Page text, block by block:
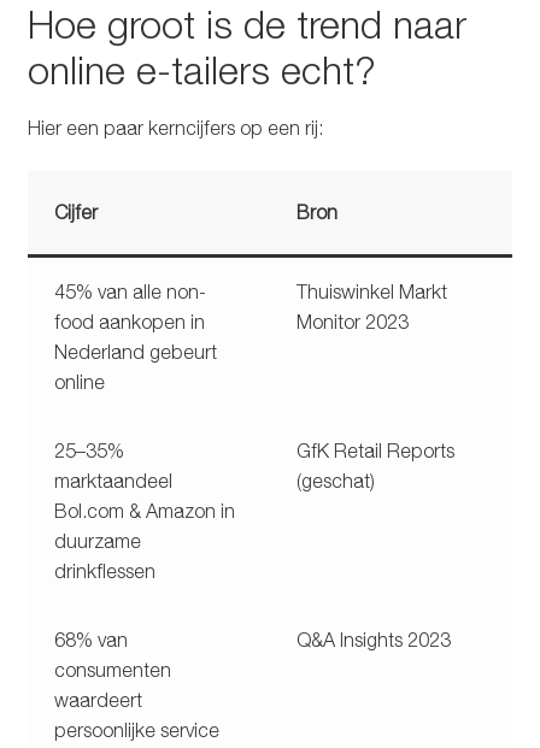
Hoe groot is de trend naar
online e-tailers echt?
Hier een paar kerncijfers op een rij:
Cijfer Bron
45% van alle non-
food aankopen in
Nederland gebeurt
online
Thuiswinkel Markt
Monitor 2023
25–35%
marktaandeel
Bol.com & Amazon in
duurzame
drinkflessen
GfK Retail Reports
(geschat)
68% van
consumenten
waardeert
persoonlijke service
Q&A Insights 2023